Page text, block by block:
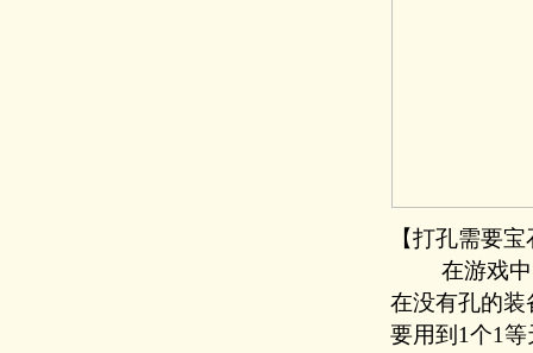
【打孔需要
在游戏中，
在没有孔的
要用到1个1